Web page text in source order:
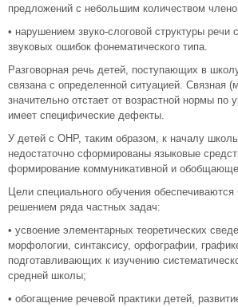
предложений с небольшим количеством
• нарушением звуко-слоговой структуры речи
звуковых ошибок фонематического типа.
Разговорная речь детей, поступающих в
связана с определенной ситуацией. Связная
значительно отстает от возрастной нормы по
имеет специфические дефекты.
У детей с ОНР, таким образом, к началу
недостаточно сформированы языковые
формирование коммуникативной и
Цели специального обучения
решением ряда частных задач:
• усвоение элементарных теоретических
морфологии, синтаксису, орфографии,
подготавливающих к изучению
средней школы;
• обогащение речевой практики детей,